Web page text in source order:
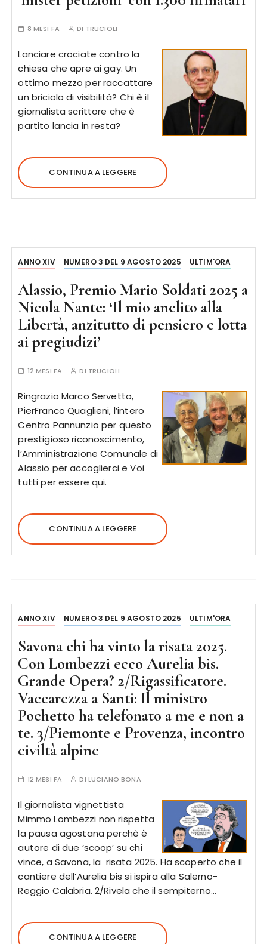
8 MESI FA DI TRUCIOLI
Lanciare crociate contro la
chiesa che apre ai gay. Un
ottimo mezzo per raccattare
un briciolo di visibilità? Chi è il
giornalista scrittore che è
partito lancia in resta?
CONTINUA A LEGGERE
ANNO XIV NUMERO 3 DEL 9 AGOSTO 2025 ULTIM'ORA
Alassio, Premio Mario Soldati 2025 a
Nicola Nante: ‘Il mio anelito alla
Libertà, anzitutto di pensiero e lotta
ai pregiudizi’
12 MESI FA DI TRUCIOLI
Ringrazio Marco Servetto,
PierFranco Quaglieni, l’intero
Centro Pannunzio per questo
prestigioso riconoscimento,
l’Amministrazione Comunale di
Alassio per accoglierci e Voi
tutti per essere qui.
CONTINUA A LEGGERE
ANNO XIV NUMERO 3 DEL 9 AGOSTO 2025 ULTIM'ORA
Savona chi ha vinto la risata 2025.
Con Lombezzi ecco Aurelia bis.
Grande Opera? 2/Rigassificatore.
Vaccarezza a Santi: Il ministro
Pochetto ha telefonato a me e non a
te. 3/Piemonte e Provenza, incontro
civiltà alpine
12 MESI FA DI LUCIANO BONA
Il giornalista vignettista
Mimmo Lombezzi non rispetta
la pausa agostana perchè è
autore di due ‘scoop’ su chi
vince, a Savona, la risata 2025. Ha scoperto che il
cantiere dell’Aurelia bis si ispira alla Salerno-
Reggio Calabria. 2/Rivela che il sempiterno…
CONTINUA A LEGGERE